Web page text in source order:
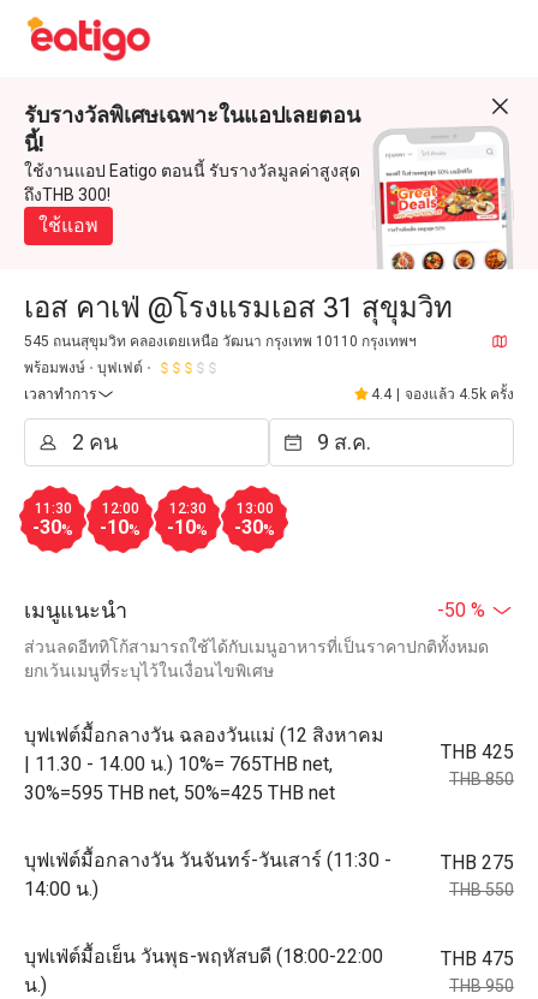
รับรางวัลพิเศษเฉพาะในแอปเลยตอน
นี้!
ใช้งานแอป Eatigo ตอนนี้ รับรางวัลมูลค่าสูงสุด
ถึงTHB 300!
ใช้แอพ
เอส คาเฟ่ @โรงแรมเอส 31 สุขุมวิท
545 ถนนสุขุมวิท คลองเตยเหนือ วัฒนา กรุงเทพ 10110 กรุงเทพฯ
พร้อมพงษ์
บุฟเฟต์
เวลาทำการ
4.4 จองแล้ว 4.5k ครั้ง
11:30
-30%
12:00
-10%
12:30
-10%
13:00
-30%
เมนูแนะนำ -50 %
ส่วนลดอีททิโก้สามารถใช้ได้กับเมนูอาหารที่เป็นราคาปกติทั้งหมด
ยกเว้นเมนูที่ระบุไว้ในเงื่อนไขพิเศษ
บุฟเฟต์มื้อกลางวัน ฉลองวันแม่ (12 สิงหาคม
| 11.30 - 14.00 น.) 10%= 765THB net,
30%=595 THB net, 50%=425 THB net
THB 425
THB 850
บุฟเฟ่ต์มื้อกลางวัน วันจันทร์-วันเสาร์ (11:30 -
14:00 น.)
THB 275
THB 550
บุฟเฟ่ต์มื้อเย็น วันพุธ-พฤหัสบดี (18:00-22:00
น.)
THB 475
THB 950